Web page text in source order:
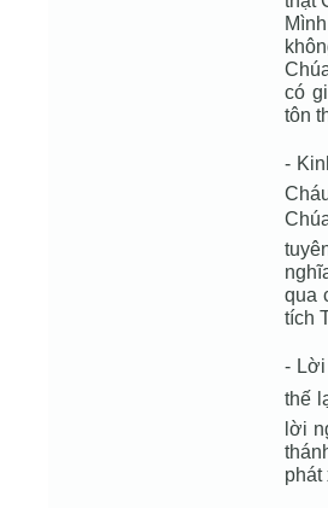
có
tôn
-
qua
tích
- Lời
thế
lời
phát